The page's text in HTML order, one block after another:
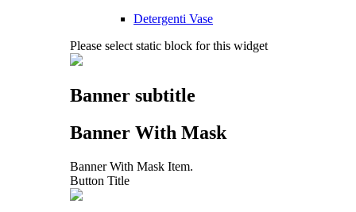
Detergenti Vase
Please select static block for this widget
Banner subtitle
Banner With Mask
Banner With Mask Item.
Button Title